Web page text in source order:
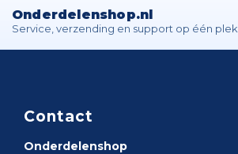
Onderdelenshop.nl
Service, verzending en support op één plek
Contact
Onderdelenshop